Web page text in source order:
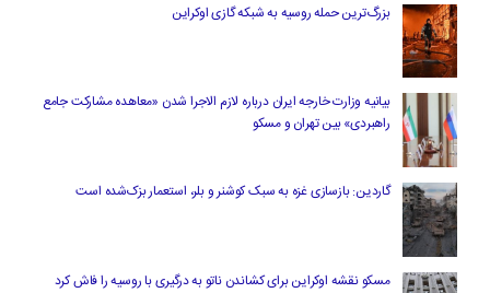
بزرگ‌ترین حمله روسیه به شبکه گازی اوکراین
بیانیه وزارت خارجه ایران درباره لازم‌ الاجرا شدن «معاهده مشارکت جامع
راهبردی» بین تهران و مسکو
گاردین: بازسازی غزه به سبک کوشنر و بلر، استعمار بزک‌شده است
مسکو نقشه اوکراین برای کشاندن ناتو به درگیری با روسیه را فاش کرد